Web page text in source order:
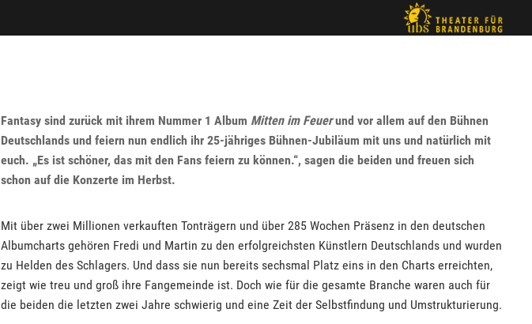
Fantasy sind zurück mit ihrem Nummer 1 Album Mitten im Feuerund vor allem auf den Bühnen
Deutschlands und feiern nun endlich ihr 25-jähriges Bühnen-Jubiläum mit uns und natürlich mit
euch. „Es ist schöner, das mit den Fans feiern zu können.“, sagen die beiden und freuen sich
schon auf die Konzerte im Herbst.
Mit über zwei Millionen verkauften Tonträgern und über 285 Wochen Präsenz in den deutschen
Albumcharts gehören Fredi und Martin zu den erfolgreichsten Künstlern Deutschlands und wurden
zu Helden des Schlagers. Und dass sie nun bereits sechsmal Platz eins in den Charts erreichten,
zeigt wie treu und groß ihre Fangemeinde ist. Doch wie für die gesamte Branche waren auch für
die beiden die letzten zwei Jahre schwierig und eine Zeit der Selbstfindung und Umstrukturierung.